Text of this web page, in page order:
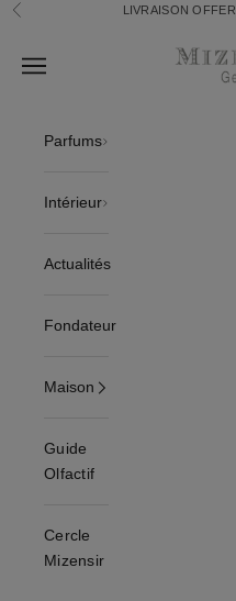
Passer au contenu
Précédent LIVRAISON
Mizensir.ch
Translation missing:
Parfums
Intérieur
Actualités
Fondateur
Maison
Guide
Olfactif
Cercle
Mizensir